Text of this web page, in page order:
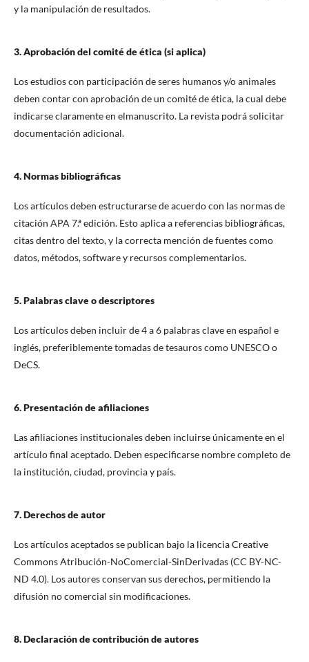
y la manipulación de resultados.
3. Aprobación del comité de ética (si aplica)
Los estudios con participación de seres humanos y/o animales
deben contar con aprobación de un comité de ética, la cual debe
indicarse claramente en elmanuscrito. La revista podrá solicitar
documentación adicional.
4. Normas bibliográficas
Los artículos deben estructurarse de acuerdo con las normas de
citación APA 7.ª edición. Esto aplica a referencias bibliográficas,
citas dentro del texto, y la correcta mención de fuentes como
datos, métodos, software y recursos complementarios.
5. Palabras clave o descriptores
Los artículos deben incluir de 4 a 6 palabras clave en español e
inglés, preferiblemente tomadas de tesauros como UNESCO o
DeCS.
6. Presentación de afiliaciones
Las afiliaciones institucionales deben incluirse únicamente en el
artículo final aceptado. Deben especificarse nombre completo de
la institución, ciudad, provincia y país.
7. Derechos de autor
Los artículos aceptados se publican bajo la licencia Creative
Commons Atribución-NoComercial-SinDerivadas (CC BY-NC-
ND 4.0). Los autores conservan sus derechos, permitiendo la
difusión no comercial sin modificaciones.
8. Declaración de contribución de autores